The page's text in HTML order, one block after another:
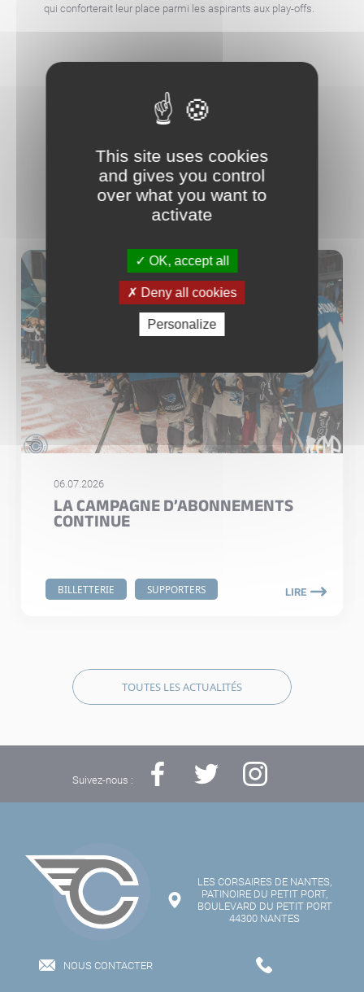
qui conforterait leur place parmi les aspirants aux play-offs.
AUTRES ACTUALITÉS
BILLETTERIE SUPPORTERS
06.07.2026
LA CAMPAGNE D’ABONNEMENTS
CONTINUE
LIRE
TOUTES LES ACTUALITÉS
Suivez-nous :
LES CORSAIRES DE NANTES,
PATINOIRE DU PETIT PORT,
BOULEVARD DU PETIT PORT
44300 NANTES
NOUS CONTACTER
This site uses cookies
and gives you control
over what you want to
activate
OK, accept all
Deny all cookies
Personalize